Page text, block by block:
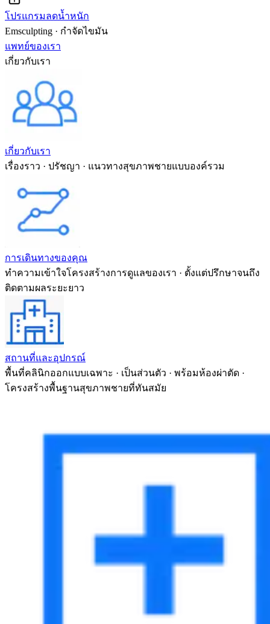
โปรแกรมลดน้ำหนัก
Emsculpting · กำจัดไขมัน
แพทย์ของเรา
เกี่ยวกับเรา
เกี่ยวกับเรา
เรื่องราว · ปรัชญา · แนวทางสุขภาพชายแบบองค์รวม
การเดินทางของคุณ
ทำความเข้าใจโครงสร้างการดูแลของเรา · ตั้งแต่ปรึกษาจนถึง
ติดตามผลระยะยาว
สถานที่และอุปกรณ์
พื้นที่คลินิกออกแบบเฉพาะ · เป็นส่วนตัว · พร้อมห้องผ่าตัด ·
โครงสร้างพื้นฐานสุขภาพชายที่ทันสมัย